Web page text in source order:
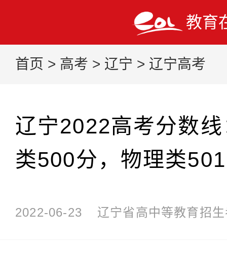
教育
首页 > 高考 > 辽宁 > 辽宁高考
辽宁2022高考分数
类500分，物理类
2022-06-23 辽宁省高中等教育招